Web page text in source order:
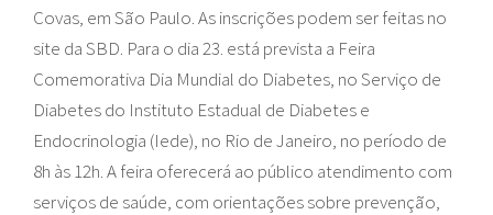
Covas, em São Paulo. As inscrições podem ser feitas no
site da SBD. Para o dia 23. está prevista a Feira
Comemorativa Dia Mundial do Diabetes, no Serviço de
Diabetes do Instituto Estadual de Diabetes e
Endocrinologia (Iede), no Rio de Janeiro, no período de
8h às 12h. A feira oferecerá ao público atendimento com
serviços de saúde, com orientações sobre prevenção,